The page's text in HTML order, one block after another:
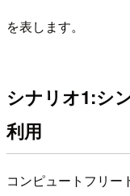
を表します。
シナリオ1:シ
利用
コンピュートフリー